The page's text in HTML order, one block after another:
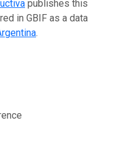
publishes this
in GBIF as a data
.